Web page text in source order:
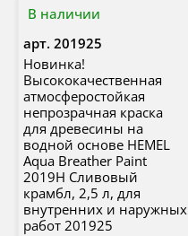
В наличии
арт. 201925
Новинка!
Высококачественная
атмосферостойкая
непрозрачная краска
для древесины на
водной основе HEMEL
Aqua Breather Paint
2019H Сливовый
крамбл, 2,5 л, для
внутренних и наружных
работ 201925